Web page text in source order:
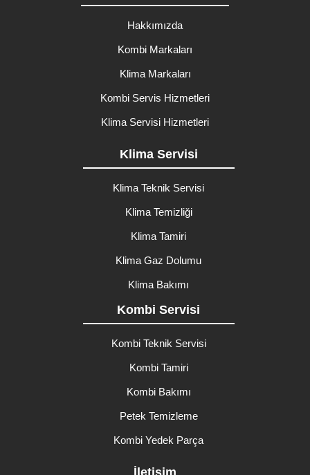
Hakkımızda
Kombi Markaları
Klima Markaları
Kombi Servis Hizmetleri
Klima Servisi Hizmetleri
Klima Servisi
Klima Teknik Servisi
Klima Temizliği
Klima Tamiri
Klima Gaz Dolumu
Klima Bakımı
Kombi Servisi
Kombi Teknik Servisi
Kombi Tamiri
Kombi Bakımı
Petek Temizleme
Kombi Yedek Parça